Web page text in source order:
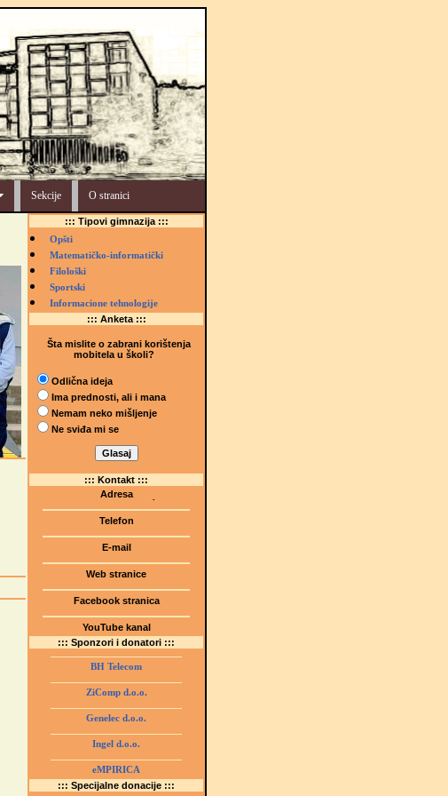
Sekcije O stranici
::: Tipovi gimnazija :::
Opšti
Matematičko-informatički
Filološki
Sportski
Informacione tehnologije
::: Anketa :::
Šta mislite o zabrani korištenja
mobitela u školi?
Odlična ideja
Ima prednosti, ali i mana
Nemam neko mišljenje
Ne sviđa mi se
::: Kontakt :::
Adresa
(Šetalište I.G. Kovačića 1)
75000 Tuzla, BiH
Telefon
E-mail
Web stranice
www.gmstziam.com.ba
Facebook stranica
YouTube kanal
GMS Tuzla
::: Sponzori i donatori :::
BH Telecom
ZiComp d.o.o.
Genelec d.o.o.
Ingel d.o.o.
eMPIRICA
::: Specijalne donacije :::